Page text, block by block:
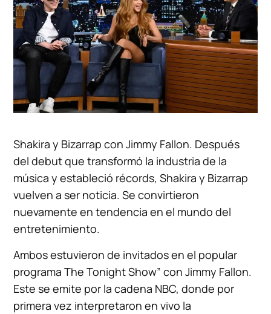
Shakira y Bizarrap con Jimmy Fallon. Después
del debut que transformó la industria de la
música y estableció récords, Shakira y Bizarrap
vuelven a ser noticia. Se convirtieron
nuevamente en tendencia en el mundo del
entretenimiento.
Ambos estuvieron de invitados en el popular
programa The Tonight Show” con Jimmy Fallon.
Este se emite por la cadena NBC, donde por
primera vez interpretaron en vivo la